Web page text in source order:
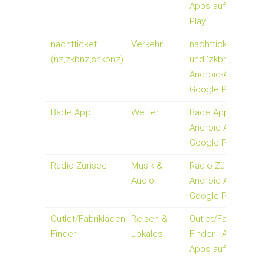
Apps auf Google
Play
nachtticket
(nz,zkbnz,shkbnz)
Verkehr
nachtticket ('nz'
und 'zkbnz') -
Android-Apps auf
Google Play
Bade Äpp Wetter
Bade Äpp -
Android Apps auf
Google Play
Radio Zürisee
Musik &
Audio
Radio Zürisee -
Android Apps auf
Google Play
Outlet/Fabrikläden
Finder
Reisen &
Lokales
Outlet/Fabrikläden
Finder - Android-
Apps auf Google